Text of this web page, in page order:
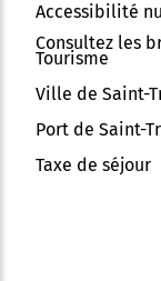
Accessibilité
Consultez les
Tourisme
Ville de Saint-
Port de Saint-
Taxe de séjour